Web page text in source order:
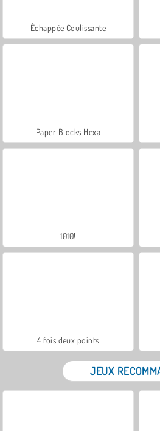
Échappée Coulissante
Paper Blocks Hexa
1010!
4 fois deux points
JEUX